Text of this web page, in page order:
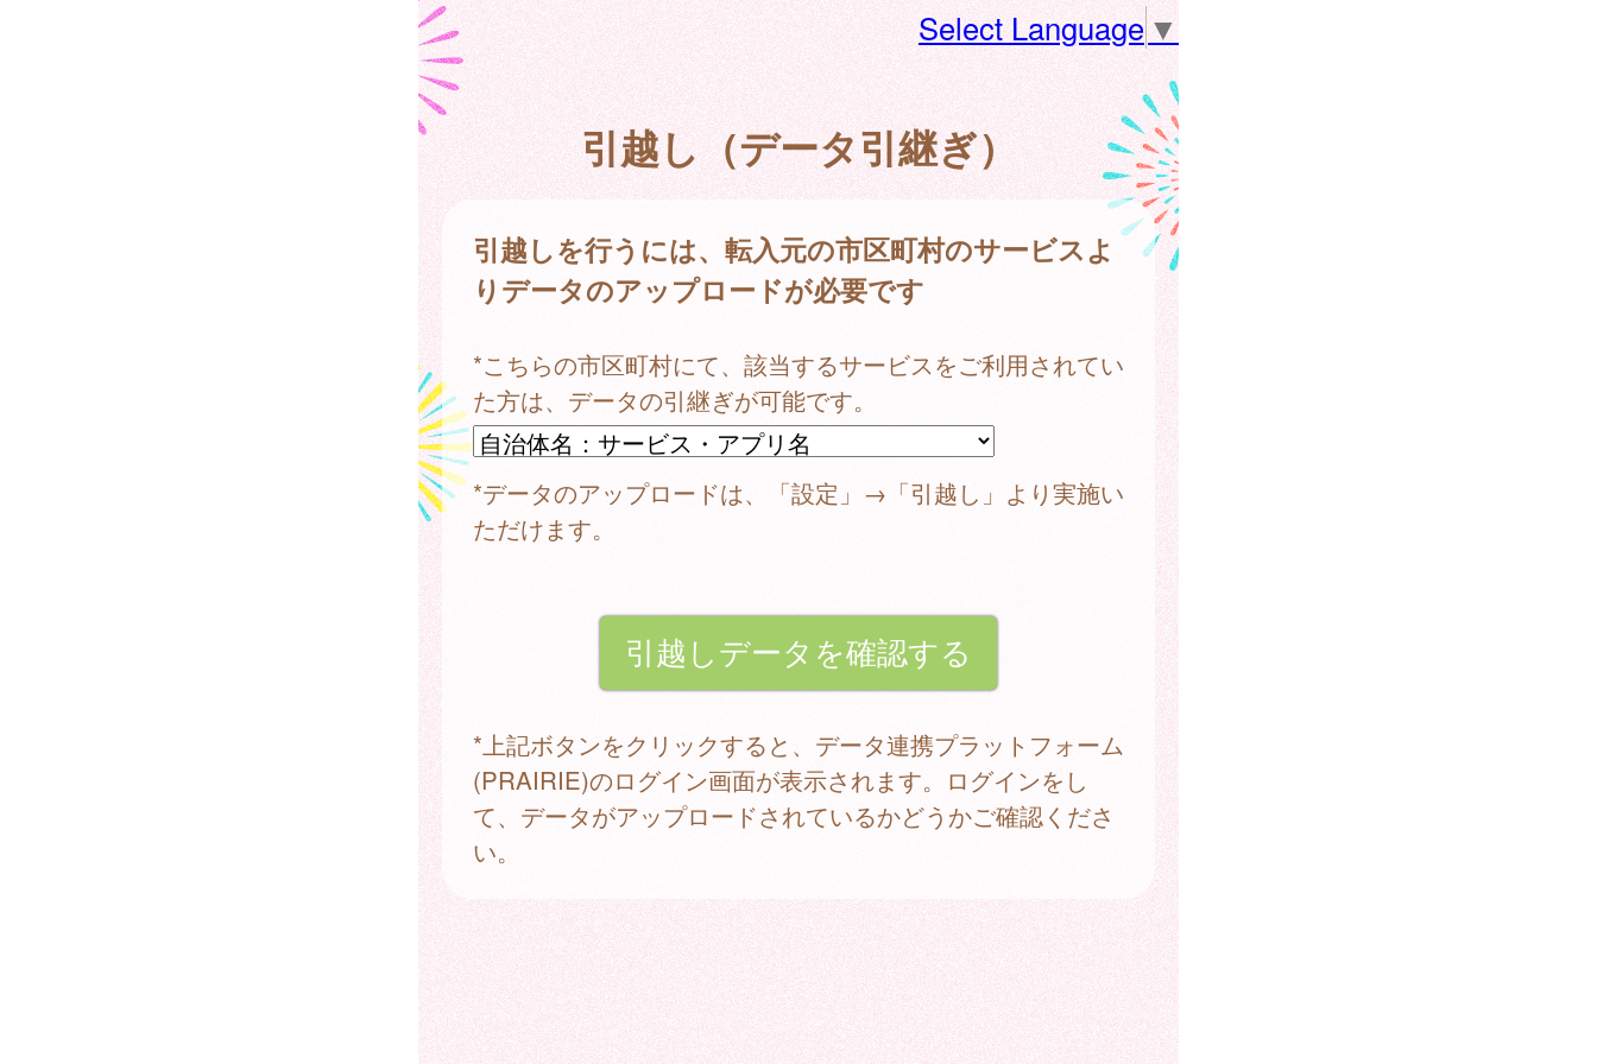
Select Language▼
引越し（データ引継ぎ）
引越しを行うには、転入元の市区町村のサービスよ
りデータのアップロードが必要です
*こちらの市区町村にて、該当するサービスをご利用されてい
た方は、データの引継ぎが可能です。
*データのアップロードは、「設定」→「引越し」より実施い
ただけます。
*上記ボタンをクリックすると、データ連携プラットフォーム
(PRAIRIE)のログイン画面が表示されます。ログインをし
て、データがアップロードされているかどうかご確認くださ
い。